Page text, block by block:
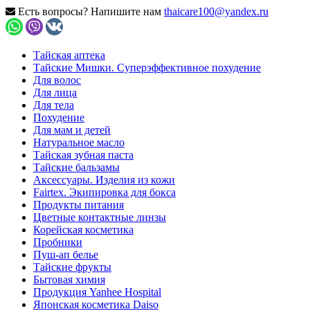
Есть вопросы? Напишите нам thaicare100@yandex.ru
Тайская аптека
Тайские Мишки. Суперэффективное похудение
Для волос
Для лица
Для тела
Похудение
Для мам и детей
Натуральное масло
Тайская зубная паста
Тайские бальзамы
Аксессуары. Изделия из кожи
Fairtex. Экипировка для бокса
Продукты питания
Цветные контактные линзы
Корейская косметика
Пробники
Пуш-ап белье
Тайские фрукты
Бытовая химия
Продукция Yanhee Hospital
Японская косметика Daiso